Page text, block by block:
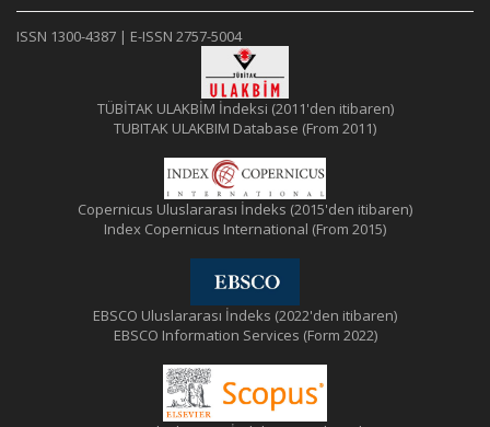
ISSN 1300-4387 | E-ISSN 2757-5004
TÜBİTAK ULAKBİM İndeksi (2011'den itibaren)
TUBITAK ULAKBIM Database (From 2011)
Copernicus Uluslararası İndeks (2015'den itibaren)
Index Copernicus International (From 2015)
EBSCO Uluslararası İndeks (2022'den itibaren)
EBSCO Information Services (Form 2022)